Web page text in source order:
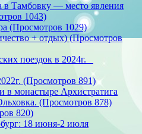
в Тамбовку — место явления
1043)
(Просмотров 1029)
+ отдых) (Просмотров
поездок в 2024г.
(Просмотров 891)
монастыре Архистратига
(Просмотров 878)
820)
18 июня-2 июля